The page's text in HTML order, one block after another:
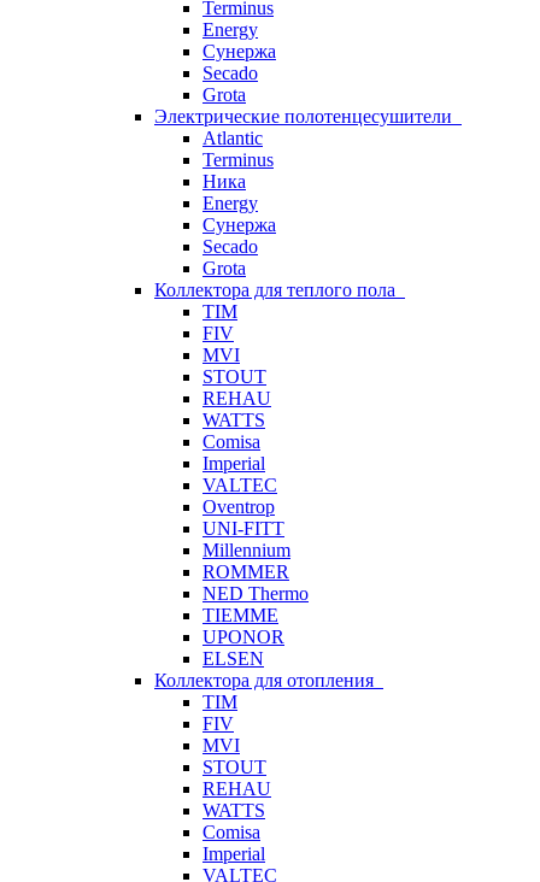
Terminus
Energy
Сунержа
Secado
Grota
Электрические полотенцесушители
Atlantic
Terminus
Ника
Energy
Сунержа
Secado
Grota
Коллектора для теплого пола
TIM
FIV
MVI
STOUT
REHAU
WATTS
Comisa
Imperial
VALTEC
Oventrop
UNI-FITT
Millennium
ROMMER
NED Thermo
TIEMME
UPONOR
ELSEN
Коллектора для отопления
TIM
FIV
MVI
STOUT
REHAU
WATTS
Comisa
Imperial
VALTEC